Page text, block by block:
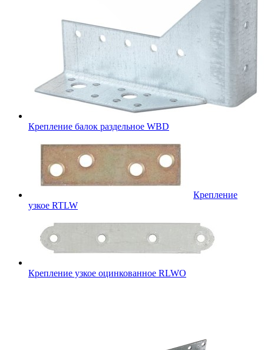
Крепление балок раздельное WBD
Крепление
узкое RTLW
Крепление узкое оцинкованное RLWO